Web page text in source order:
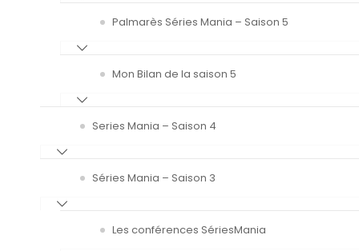
Palmarès Séries Mania – Saison 5
Mon Bilan de la saison 5
Series Mania – Saison 4
Séries Mania – Saison 3
Les conférences SériesMania